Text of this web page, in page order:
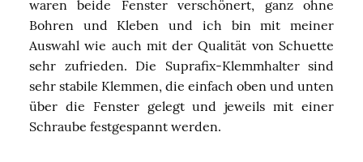
waren beide Fenster verschönert, ganz ohne
Bohren und Kleben und ich bin mit meiner
Auswahl wie auch mit der Qualität von Schuette
sehr zufrieden. Die Suprafix-Klemmhalter sind
sehr stabile Klemmen, die einfach oben und unten
über die Fenster gelegt und jeweils mit einer
Schraube festgespannt werden.